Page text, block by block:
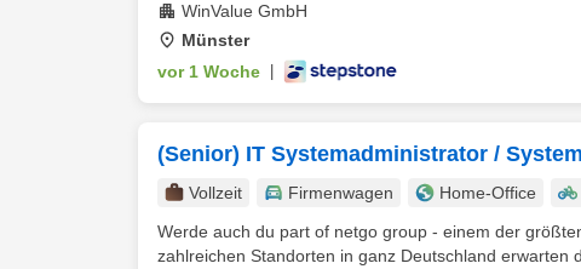
WinValue GmbH
Münster
vor 1 Woche
(Senior) IT Systemadministrator /
Vollzeit Firmenwagen Home-Office
Werde auch du part of netgo group - einem der
zahlreichen Standorten in ganz Deutschland erwarten